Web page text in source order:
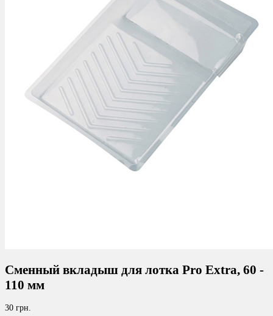
Сменный вкладыш для лотка Pro Extra, 60 -
110 мм
30 грн.